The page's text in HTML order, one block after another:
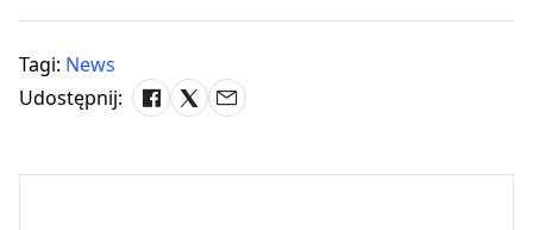
Tagi: News
Udostępnij: